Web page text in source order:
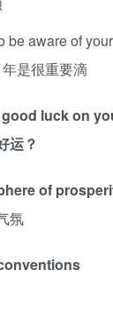
be aware of
是很重要滴
luck on
运？
of
氛